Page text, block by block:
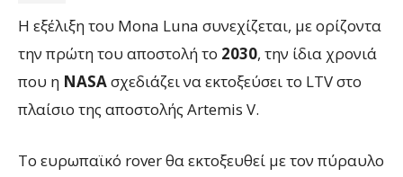
Η εξέλιξη του Mona Luna συνεχίζεται, με ορίζοντα
την πρώτη του αποστολή το 2030, την ίδια χρονιά
που η NASAσχεδιάζει να εκτοξεύσει το LTV στο
πλαίσιο της αποστολής Artemis V.
Το ευρωπαϊκό rover θα εκτοξευθεί με τον πύραυλο